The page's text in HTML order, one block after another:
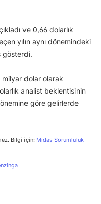
ve 0,66 dolarlık
yılın aynı dönemindeki
gösterdi.
milyar dolar olarak
analist beklentisinin
göre gelirlerde
Bilgi için: Midas Sorumluluk